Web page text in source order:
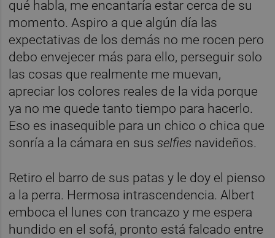
qué habla, me encantaría estar cerca de su
momento. Aspiro a que algún día las
expectativas de los demás no me rocen pero
debo envejecer más para ello, perseguir solo
las cosas que realmente me muevan,
apreciar los colores reales de la vida porque
ya no me quede tanto tiempo para hacerlo.
Eso es inasequible para un chico o chica que
sonría a la cámara en susselfies navideños.
Retiro el barro de sus patas y le doy el pienso
a la perra. Hermosa intrascendencia. Albert
emboca el lunes con trancazo y me espera
hundido en el sofá, pronto está falcado entre